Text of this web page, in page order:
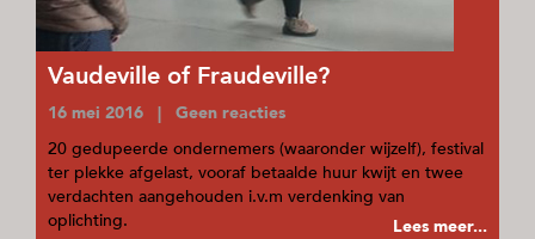
Vaudeville of Fraudeville?
16 mei 2016 | Geen reacties
20 gedupeerde ondernemers (waaronder wijzelf), festival
ter plekke afgelast, vooraf betaalde huur kwijt en twee
verdachten aangehouden i.v.m verdenking van
oplichting.
Lees meer...